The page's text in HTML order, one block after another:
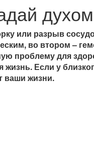
или разрыв
во втором –
проблему для
Если у
ваши жизни.